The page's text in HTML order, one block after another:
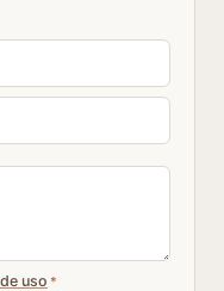
uso *